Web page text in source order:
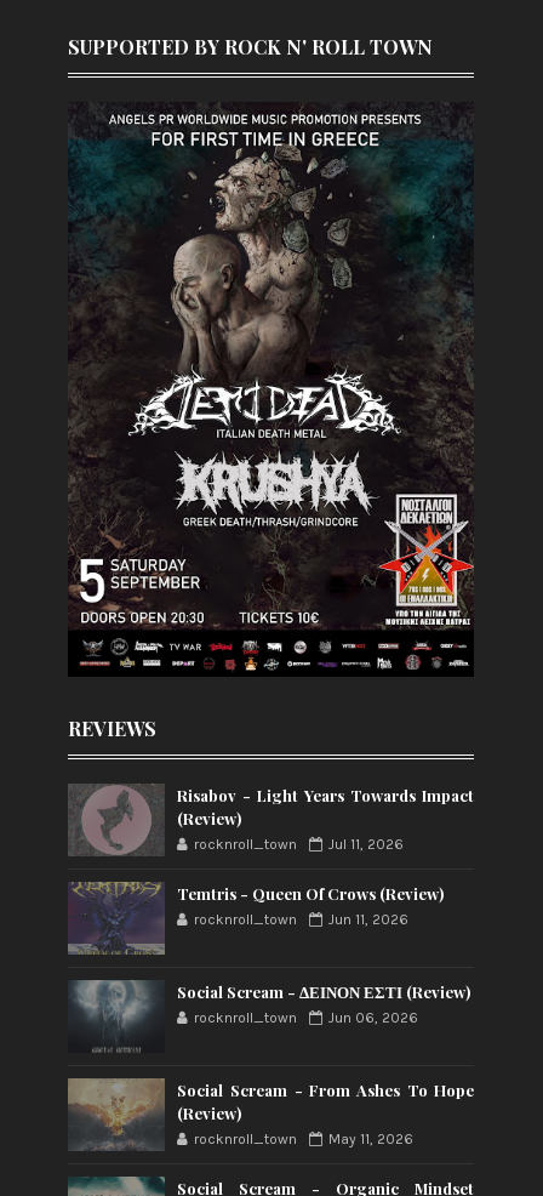
SUPPORTED BY ROCK N' ROLL TOWN
REVIEWS
Risabov - Light Years Towards Impact
(Review)
rocknroll_town Jul 11, 2026
Temtris - Queen Of Crows (Review)
rocknroll_town Jun 11, 2026
Social Scream - ΔΕΙΝΟΝ ΕΣΤΙ (Review)
rocknroll_town Jun 06, 2026
Social Scream - From Ashes To Hope
(Review)
rocknroll_town May 11, 2026
Social Scream - Organic Mindset